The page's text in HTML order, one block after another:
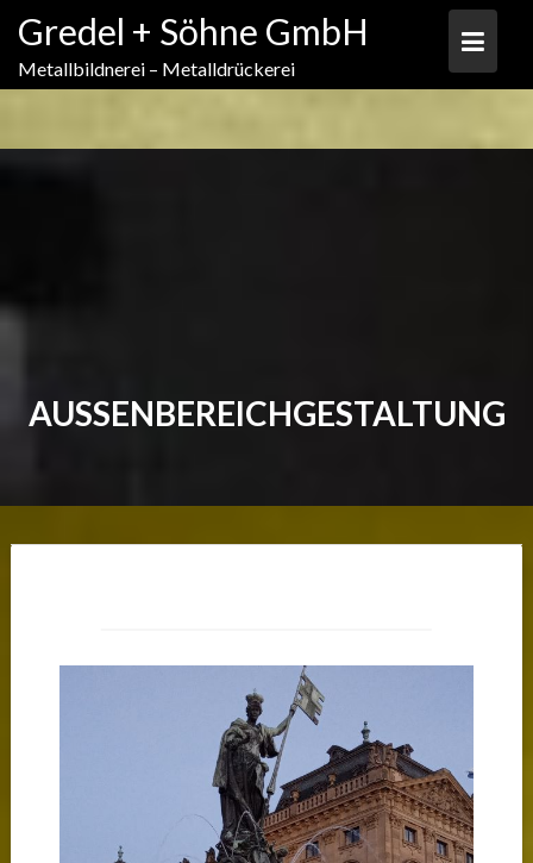
content
Gredel + Söhne GmbH
Metallbildnerei – Metalldrückerei
AUSSENBEREICHGESTALTUNG